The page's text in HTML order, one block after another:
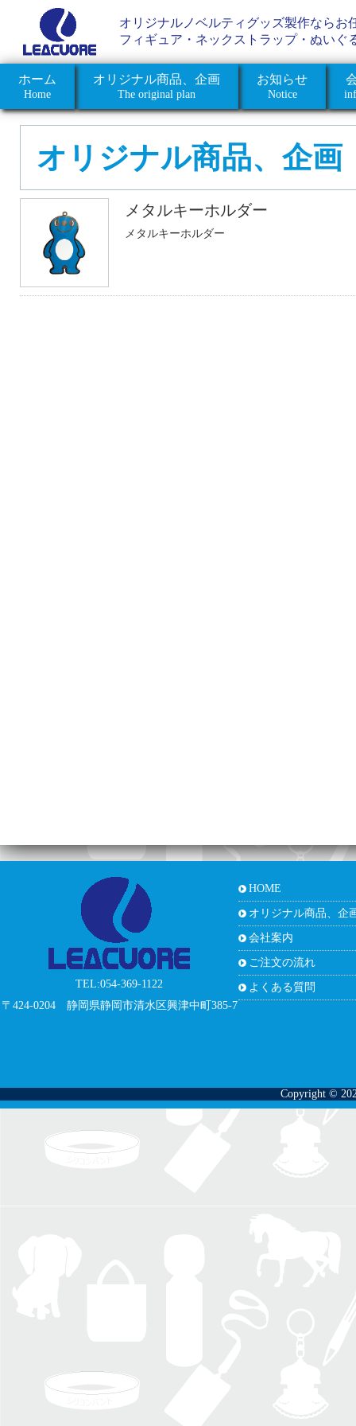
オリジナルノベルティグッズ製作ならお
フィギュア・ネックストラップ・ぬいぐ
ホーム
Home
オリジナル商品、企画
The original plan
お知らせ
Notice
オリジナル商品、企画
メタルキーホルダー
メタルキーホルダー
TEL:054-369-1122
〒424-0204 静岡県静岡市清水区興津中町385-7
HOME
オリジナル商品、企
会社案内
ご注文の流れ
よくある質問
Copyright ©